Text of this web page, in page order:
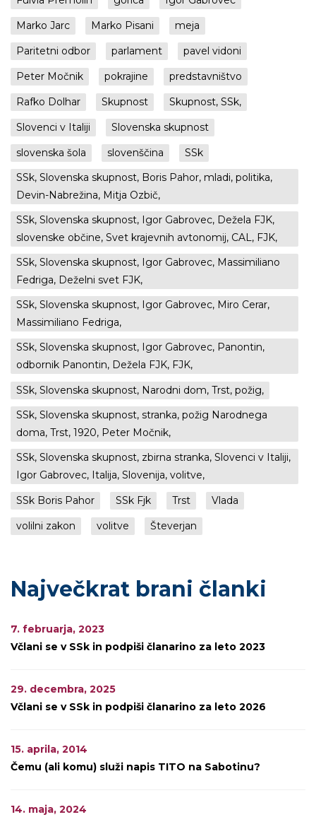
Marko Jarc
Marko Pisani
meja
Paritetni odbor
parlament
pavel vidoni
Peter Močnik
pokrajine
predstavništvo
Rafko Dolhar
Skupnost
Skupnost, SSk,
Slovenci v Italiji
Slovenska skupnost
slovenska šola
slovenščina
SSk
SSk, Slovenska skupnost, Boris Pahor, mladi, politika,
Devin-Nabrežina, Mitja Ozbič,
SSk, Slovenska skupnost, Igor Gabrovec, Dežela FJK,
slovenske občine, Svet krajevnih avtonomij, CAL, FJK,
SSk, Slovenska skupnost, Igor Gabrovec, Massimiliano
Fedriga, Deželni svet FJK,
SSk, Slovenska skupnost, Igor Gabrovec, Miro Cerar,
Massimiliano Fedriga,
SSk, Slovenska skupnost, Igor Gabrovec, Panontin,
odbornik Panontin, Dežela FJK, FJK,
SSk, Slovenska skupnost, Narodni dom, Trst, požig,
SSk, Slovenska skupnost, stranka, požig Narodnega
doma, Trst, 1920, Peter Močnik,
SSk, Slovenska skupnost, zbirna stranka, Slovenci v Italiji,
Igor Gabrovec, Italija, Slovenija, volitve,
SSk Boris Pahor
SSk Fjk Trst
Vlada
volilni zakon
volitve Števerjan
Največkrat brani članki
7. februarja, 2023
Včlani se v SSk in podpiši članarino za leto 2023
29. decembra, 2025
Včlani se v SSk in podpiši članarino za leto 2026
15. aprila, 2014
Čemu (ali komu) služi napis TITO na Sabotinu?
14. maja, 2024